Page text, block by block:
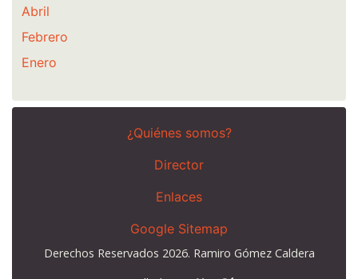
Abril
Febrero
Enero
¿Quiénes somos?
Director
Enlaces
Google Sitemap
Derechos Reservados 2026. Ramiro Gómez Caldera